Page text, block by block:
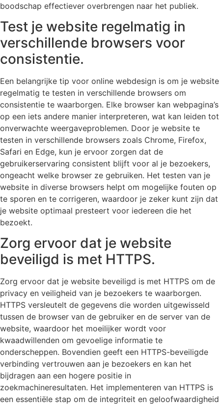
boodschap effectiever overbrengen naar het publiek.
Test je website regelmatig in
verschillende browsers voor
consistentie.
Een belangrijke tip voor online webdesign is om je website
regelmatig te testen in verschillende browsers om
consistentie te waarborgen. Elke browser kan webpagina’s
op een iets andere manier interpreteren, wat kan leiden tot
onverwachte weergaveproblemen. Door je website te
testen in verschillende browsers zoals Chrome, Firefox,
Safari en Edge, kun je ervoor zorgen dat de
gebruikerservaring consistent blijft voor al je bezoekers,
ongeacht welke browser ze gebruiken. Het testen van je
website in diverse browsers helpt om mogelijke fouten op
te sporen en te corrigeren, waardoor je zeker kunt zijn dat
je website optimaal presteert voor iedereen die het
bezoekt.
Zorg ervoor dat je website
beveiligd is met HTTPS.
Zorg ervoor dat je website beveiligd is met HTTPS om de
privacy en veiligheid van je bezoekers te waarborgen.
HTTPS versleutelt de gegevens die worden uitgewisseld
tussen de browser van de gebruiker en de server van de
website, waardoor het moeilijker wordt voor
kwaadwillenden om gevoelige informatie te
onderscheppen. Bovendien geeft een HTTPS-beveiligde
verbinding vertrouwen aan je bezoekers en kan het
bijdragen aan een hogere positie in
zoekmachineresultaten. Het implementeren van HTTPS is
een essentiële stap om de integriteit en geloofwaardigheid